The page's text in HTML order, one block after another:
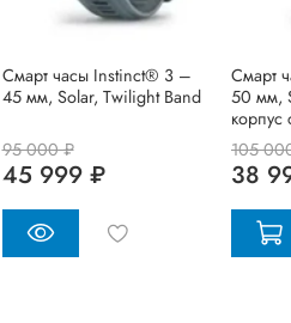
Смарт часы Instinct® 3 –
45 мм, Solar, Twilight Band
95 000 ₽
45 999 ₽
Смарт
50 мм,
105
38